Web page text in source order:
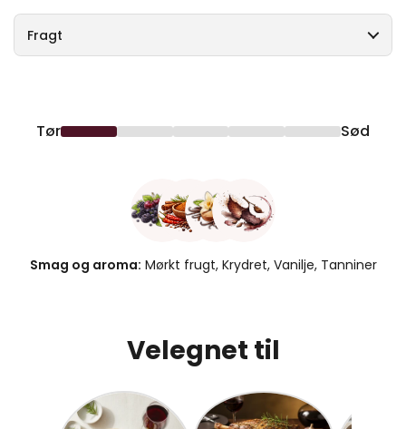
Fragt
Tør Sød
Smag og aroma: Mørkt frugt, Krydret, Vanilje, Tanniner
Velegnet til